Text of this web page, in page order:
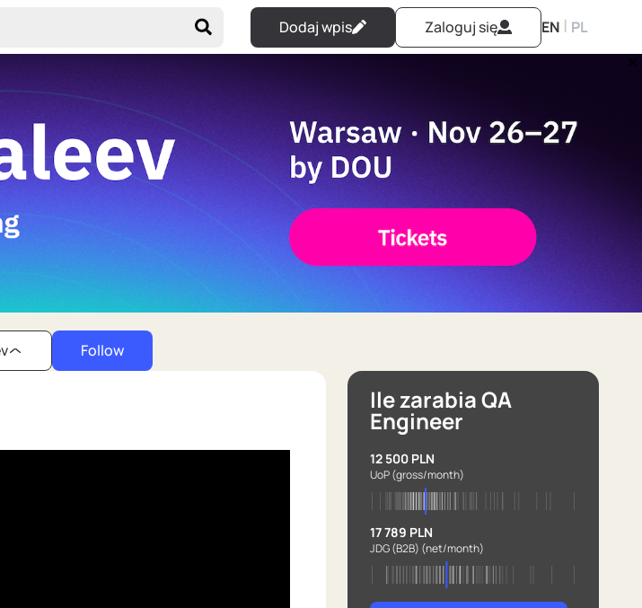
Dodaj wpis Zaloguj się EN | PL
Follow
Ile zarabia QA
Engineer
12 500 PLN
UoP(gross/month)
17 789 PLN
JDG (B2B) (net/month)